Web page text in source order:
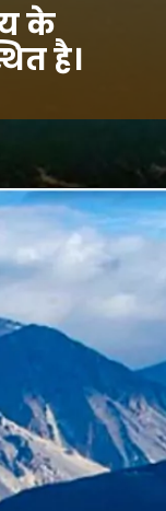
के
श्रीनगर ज़िले में स्थित है।